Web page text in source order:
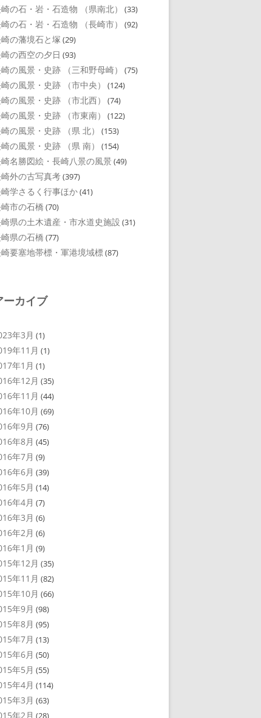
の石・岩・石造物 （県南北） (33)
の石・岩・石造物 （長崎市） (92)
の藩境石と塚 (29)
の西空の夕日 (93)
の風景・史跡 （三和野母崎） (75)
の風景・史跡 （市中央） (124)
の風景・史跡 （市北西） (74)
の風景・史跡 （市東南） (122)
の風景・史跡 （県 北） (153)
の風景・史跡 （県 南） (154)
名勝図絵・長崎八景の風景 (49)
外の古写真考(397)
学さるく行事ほか(41)
市の石橋 (70)
県の土木遺産・市水道史施設 (31)
県の石橋 (77)
要塞地帯標・軍港境域標(87)
ーカイブ
年3月 (1)
年11月 (1)
年1月 (1)
年12月 (35)
年11月 (44)
年10月 (69)
年9月 (76)
年8月 (45)
年7月 (9)
年6月 (39)
年5月 (14)
年4月 (7)
年3月 (6)
年2月 (6)
年1月 (9)
年12月 (35)
年11月 (82)
年10月 (66)
年9月 (98)
年8月 (95)
年7月 (13)
年6月 (50)
年5月 (55)
年4月 (114)
年3月 (63)
年2月 (28)